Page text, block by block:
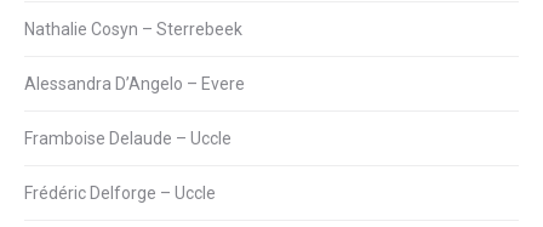
Nathalie Cosyn – Sterrebeek
Alessandra D’Angelo – Evere
Framboise Delaude – Uccle
Frédéric Delforge – Uccle